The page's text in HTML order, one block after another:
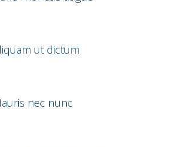
Nulla rhoncus augue
Aliquam ut dictum